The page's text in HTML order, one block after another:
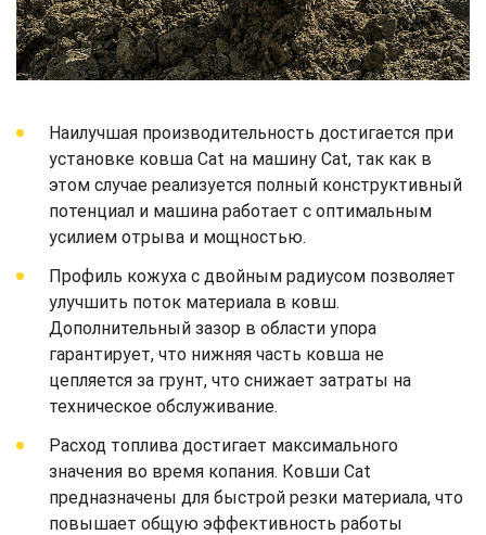
Наилучшая производительность достигается при
установке ковша Cat на машину Cat, так как в
этом случае реализуется полный конструктивный
потенциал и машина работает с оптимальным
усилием отрыва и мощностью.
Профиль кожуха с двойным радиусом позволяет
улучшить поток материала в ковш.
Дополнительный зазор в области упора
гарантирует, что нижняя часть ковша не
цепляется за грунт, что снижает затраты на
техническое обслуживание.
Расход топлива достигает максимального
значения во время копания. Ковши Cat
предназначены для быстрой резки материала, что
повышает общую эффективность работы